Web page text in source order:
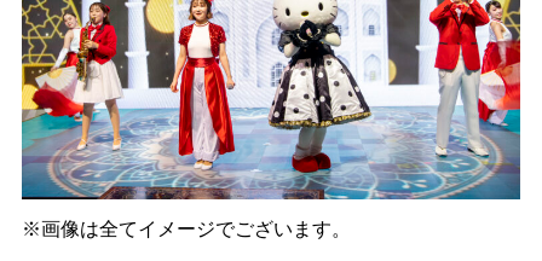
※画像は全てイメージでございます。